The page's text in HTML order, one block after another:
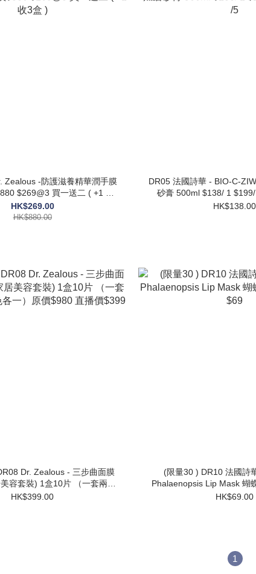
Zealous -防護滋養精華潤手膜
( +1 收3
盒 )
HK$269.00
HK$880.00
DR05 法國詩華 - BIO-C-
HK$138.00
Dr. Zealous - 三步曲面膜
10片 （一套兩盒:
HK$399.00
(限量30 ) DR10 法國詩
Phalaenopsis Lip Mask 蝴
$69
HK$69.00
1